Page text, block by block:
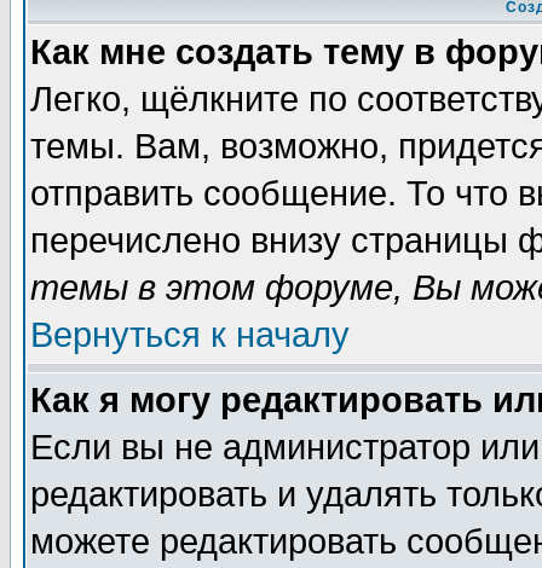
Как мне создать тему в
Легко, щёлкните по
темы. Вам, возможно,
отправить сообщение. То что
перечислено внизу страницы
темы в этом форуме, Вы
Вернуться к началу
Как я могу редактировать
Если вы не администратор
редактировать и удалять
можете редактировать